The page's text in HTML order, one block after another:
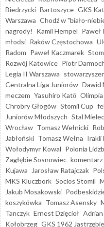
Biedrzycki Bartoszyce GKS
Warszawa Chodź w "biało-
nagrody!
Kamil Hempel Paweł
młodsi Raków Częstochowa
Radom Paweł Kaczmarek
Rozwój Katowice Piotr
Legia II Warszawa
Centralna Liga Juniorów Dawid
meczem Yasuhiro Katō
Chrobry Głogów Stomil Cup
Juniorów Młodszych Stal Mielec
Wrocław Tomasz Wełnicki
Jabłoński Tomasz Wełna Irakli
Wołodymyr Kowal Polonia
Zagłębie Sosnowiec komentarz
Kujawa
Jarosław Ratajczak
MKS Kluczbork Socios Stomil
Jakub Mosakowski
koszykówka Tomasz Asensky
Tanczyk Ernest Dzięcioł
Kołobrzeg GKS 1962 Jastrzębie